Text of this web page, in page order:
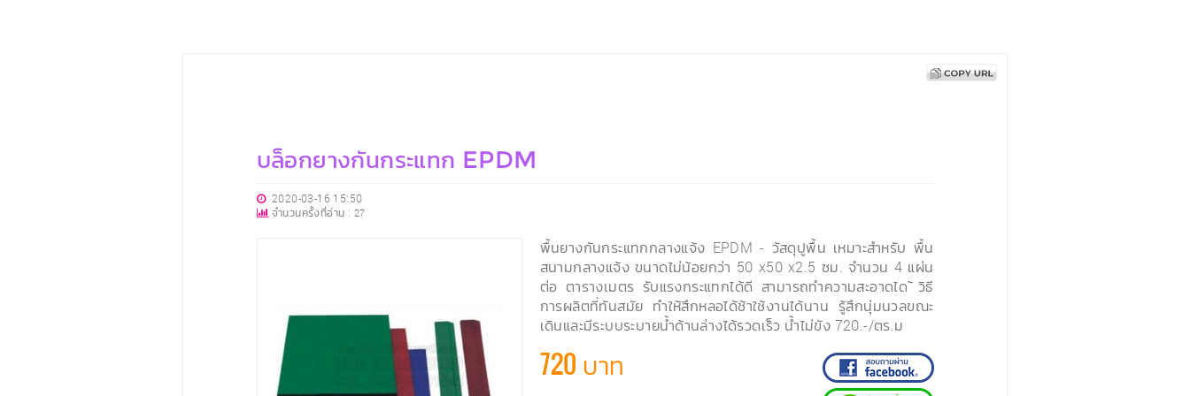
บล็อกยางกันกระแทก EPDM
2020-03-16 15:50
จำนวนครั้งที่อ่าน : 27
พื้นยางกันกระแทกกลางแจ้ง EPDM - วัสดุปูพื้น เหมาะสำหรับ พื้น
สนามกลางแจ้ง ขนาดไม่น้อยกว่า 50 x50 x2.5 ซม. จำนวน 4 แผ่น
ต่อ ตารางเมตร รับแรงกระแทกได้ดี สามารถทำความสะอาดได ้วิธี
การผลิตที่ทันสมัย ทำให้สึกหลอได้ช้าใช้งานได้นาน รู้สึกนุ่มนวลขณะ
เดินและมีระบบระบายน้ำด้านล่างได้รวดเร็ว น้ำไม่ขัง 720.-/ตร.ม
720 บาท